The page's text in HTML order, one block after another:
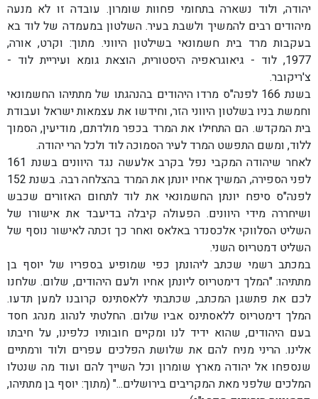
תיירות
מוסדות ציבור
גלעד לזכרם
שורשים
הודעות ופרסומים
תושבים
תושבים חדשים
שירותים מקוונים
יהודה, ולוד נשארה בתחומי פחוות שומרון. עובדה זו לא מנעה
מיהודים רבים להמשיך ולשבת בעיר. השלטון במעמדה של לוד בא
בעקבות מרד בית חשמונאי בשילטון היווני. מתוך: וקרט, אורה,
1977, לוד - גיאוגראפיה היסטורית, הוצאת גומא ועיריית לוד -
צ'ריקובר.
בשנת 166 לפנה"ס מרדו היהודים בהנהגתו של מתתיהו החשמונאי
וחמשת בניו בשלטון היווני הזר, וחידשו את עצמאות ישראל ועבודת
בית המקדש. הם התחילו את המרד בכפר מולדתם, מודיעין, הסמוך
ללוד, ומשם התפשט המרד לעיר הסמוכה לוד ולכל הרי יהודה.
לאחר שיהודה המקבי נפל בקרב אלעשה נגד היוונים בשנת 161
לפני הספירה, המשיך אחיו יונתן את המרד בהצלחה רבה. בשנת 152
לפנה"ס סיפח יונתן החשמונאי את לוד לתחום האזורים שכבש
ושיחררה מידי היוונים. הפעולה קיבלה בדיעבד את אישורו של
השליט הסלווקי אלכסנדר באלאס ואחר כך זכתה לאישור נוסף של
השליט דמטריוס השני.
במכתב רשמי שכתב ליהונתן כפי שמופיע בספריו של יוסף בן
מתתיהו: "המלך דימטריוס ליונתן אחיו ולעם היהודים, שלום. שלחנו
לכם את פתשגן המכתב, שכתבתי ללאסתינס קרובנו למען תדעו.
המלך דימטריוס ללאסתינס אביו שלום. החלטתי לנהוג מנהג חסד
בעם היהודים, שהוא ידיד לנו ומקיים חובותיו כלפינו, על חיבתו
אלינו. הריני מניח להם את שלושת הפלכים עפרים ולוד ורמתיים
שנספחו אל יהודה מארץ שומרון וכל השייך להם ועוד מה שנטלו
המלכים שלפני מאת המקריבים בירושלים..." (מתוך: יוסף בן מתתיהו,